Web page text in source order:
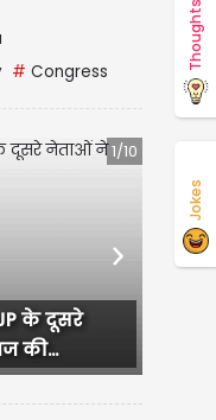
# Congress
1/10
के दूसरे
की...
Next
Thoughts
Jokes